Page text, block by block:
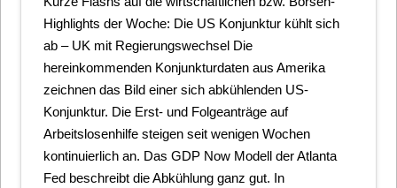
Highlights der Woche: Die US Konjunktur kühlt sich
ab – UK mit Regierungswechsel Die
hereinkommenden Konjunkturdaten aus Amerika
zeichnen das Bild einer sich abkühlenden US-
Konjunktur. Die Erst- und Folgeanträge auf
Arbeitslosenhilfe steigen seit wenigen Wochen
kontinuierlich an. Das GDP Now Modell der Atlanta
Fed beschreibt die Abkühlung ganz gut. In